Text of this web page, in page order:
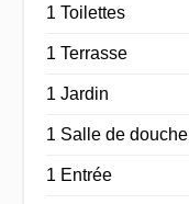
1 Toilettes
1 Terrasse
1 Jardin
1 Salle de douche
1 Entrée